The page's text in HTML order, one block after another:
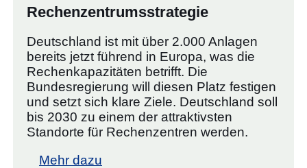
Rechenzentrumsstrategie
Deutschland ist mit über 2.000 Anlagen
bereits jetzt führend in Europa, was die
Rechenkapazitäten betrifft. Die
Bundesregierung will diesen Platz festigen
und setzt sich klare Ziele. Deutschland soll
bis 2030 zu einem der attraktivsten
Standorte für Rechenzentren werden.
Mehr dazu